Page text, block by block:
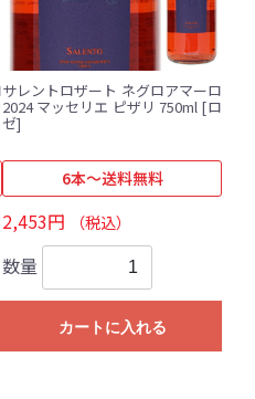
サレントロザート ネグロアマーロ
2024 マッセリエ ピザリ 750ml [ロ
ゼ]
6本～送料無料
2,453円 （税込）
数量
カートに入れる